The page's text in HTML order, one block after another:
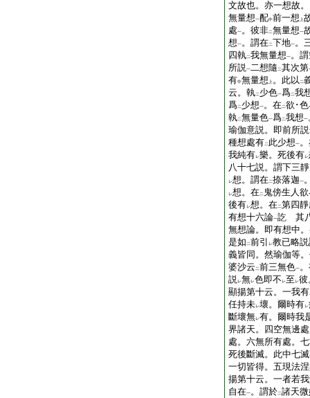
文故也。亦一想故
無量想一配中前一想 上
處一。彼非二無量想一
想一。謂在二下地一。
四執二我無量想一。
所説一二想隨 二其次第
有中無量想 上 。此以 二
云。執二 少色一爲二我
爲二 少想一。在二欲･
執二無量色一爲二我想一
瑜伽意説。即前所
種想處有二 此少想一
我純有レ樂。死後有レ
八十七説。謂下三
レ想。謂在二捺落迦一
レ想。在二 鬼傍生人
後有レ想。在二第四
有想十六論一訖 其
無想論。即有想中
是如 二前引 レ教已略
義皆同。然瑜伽等
婆沙云 二前三無色一
説レ無レ色即不 レ至 レ彼
顯揚第十云。一我有
任持未レ壞。爾時有レ
斷壞無レ有。爾時我
界諸天。四空無邊
處。六無所有處。
死後斷滅。此中七
一切皆得。五現法
揚第十云。一者若
自在一。謂於二諸天